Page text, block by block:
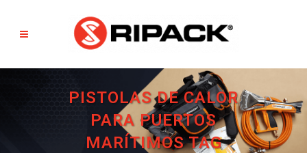
PISTOLAS DE CALOR
PARA PUERTOS
MARÍTIMOS TAG